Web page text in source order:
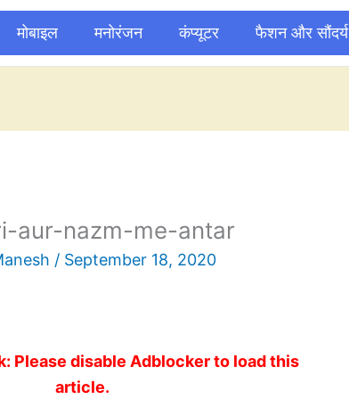
मोबाइल मनोरंजन कंप्यूटर फैशन और सौंदर्य
aur-nazm-me-antar
/ September 18, 2020
Please disable Adblocker to load this
article.